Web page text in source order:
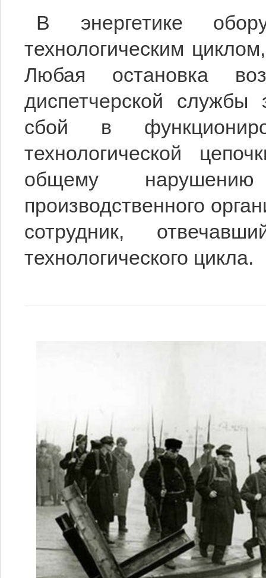
В энергетике
технологическим
Любая остановка
диспетчерской
сбой в
технологической
общему нарушению
производственного
сотрудник,
технологического цикла.